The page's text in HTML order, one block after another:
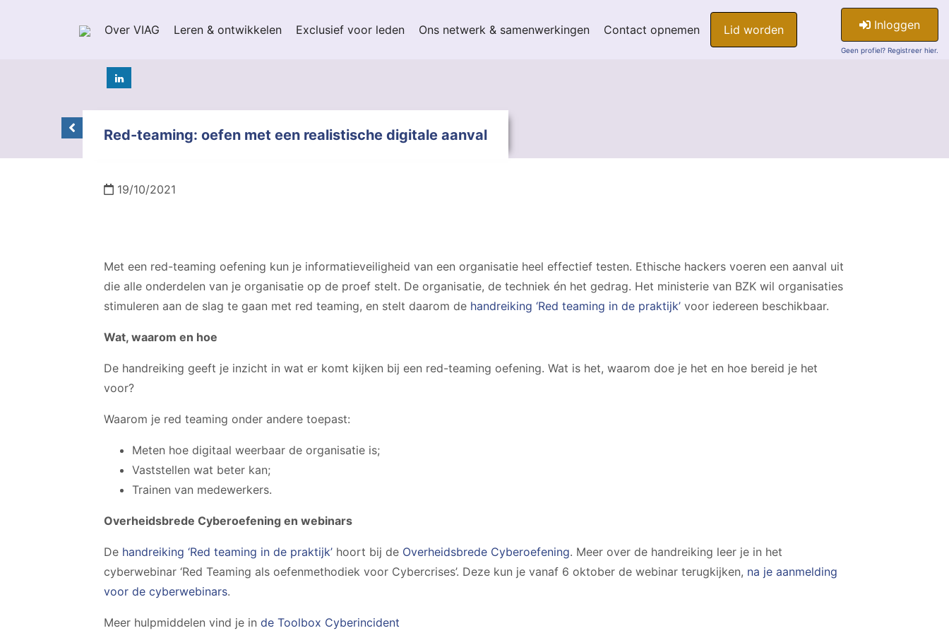
Over VIAG Leren & ontwikkelen Exclusief voor leden Ons netwerk & samenwerkingen Contact opnemen Lid worden Inloggen
Geen profiel? Registreer hier.
Red-teaming: oefen met een realistische digitale aanval
19/10/2021
Met een red-teaming oefening kun je informatieveiligheid van een organisatie heel effectief testen. Ethische hackers voeren een aanval uit
die alle onderdelen van je organisatie op de proef stelt. De organisatie, de techniek én het gedrag. Het ministerie van BZK wil organisaties
stimuleren aan de slag te gaan met red teaming, en stelt daarom de handreiking ‘Red teaming in de praktijk’ voor iedereen beschikbaar.
Wat, waarom en hoe
De handreiking geeft je inzicht in wat er komt kijken bij een red-teaming oefening. Wat is het, waarom doe je het en hoe bereid je het
voor?
Waarom je red teaming onder andere toepast:
Meten hoe digitaal weerbaar de organisatie is;
Vaststellen wat beter kan;
Trainen van medewerkers.
Overheidsbrede Cyberoefening en webinars
De handreiking ‘Red teaming in de praktijk’ hoort bij de Overheidsbrede Cyberoefening. Meer over de handreiking leer je in het
cyberwebinar ‘Red Teaming als oefenmethodiek voor Cybercrises’. Deze kun je vanaf 6 oktober de webinar terugkijken, na je aanmelding
voor de cyberwebinars.
Meer hulpmiddelen vind je in de Toolbox Cyberincident